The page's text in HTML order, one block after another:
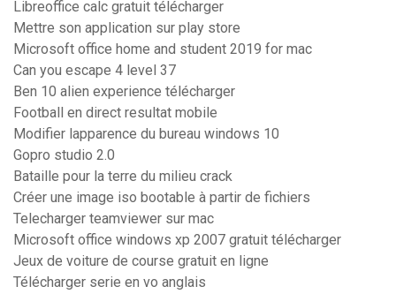
Libreoffice calc gratuit télécharger
Mettre son application sur play store
Microsoft office home and student 2019 for mac
Can you escape 4 level 37
Ben 10 alien experience télécharger
Football en direct resultat mobile
Modifier lapparence du bureau windows 10
Gopro studio 2.0
Bataille pour la terre du milieu crack
Créer une image iso bootable à partir de fichiers
Telecharger teamviewer sur mac
Microsoft office windows xp 2007 gratuit télécharger
Jeux de voiture de course gratuit en ligne
Télécharger serie en vo anglais